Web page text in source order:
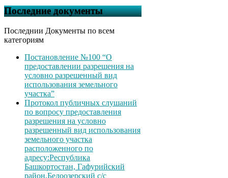
Последние документы
Последнии Документы по всем
категориям
Постановление №100 “О
предоставлении разрешения на
условно разрешенный вид
использования земельного
участка”
Протокол публичных слушаний
по вопросу предоставления
разрешения на условно
разрешенный вид использования
земельного участка
расположенного по
адресу:Республика
Башкортостан, Гафурийский
район,Белоозерский с/с